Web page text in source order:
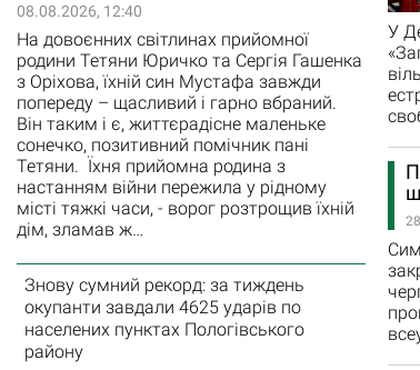
08.08.2026, 12:40
На довоєнних світлинах прийомної
родини Тетяни Юричко та Сергія Гашенка
з Оріхова, їхній син Мустафа завжди
попереду – щасливий і гарно вбраний.
Він таким і є, життєрадісне маленьке
сонечко, позитивний помічник пані
Тетяни. Їхня прийомна родина з
настанням війни пережила у рідному
місті тяжкі часи, - ворог розтрощив їхній
дім, зламав ж…
Знову сумний рекорд: за тиждень
окупанти завдали 4625 ударів по
населених пунктах Пологівського
району
У